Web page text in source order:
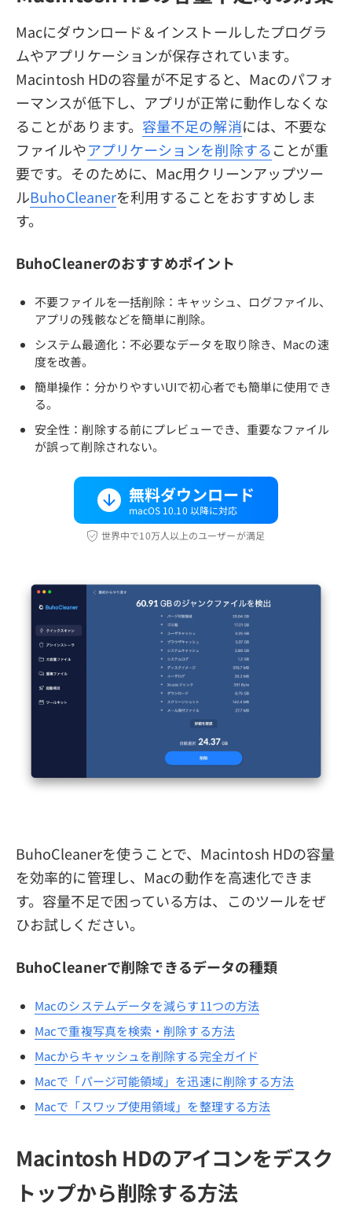
Macにダウンロード＆インストールしたプログラ
ムやアプリケーションが保存されています。
Macintosh HDの容量が不足すると、Macのパフォ
ーマンスが低下し、アプリが正常に動作しなくな
ることがあります。 容量不足の解消には、不要な
ファイルやアプリケーションを削除することが重
要です。そのために、Mac用クリーンアップツー
ルBuhoCleanerを利用することをおすすめしま
す。
BuhoCleanerのおすすめポイント
不要ファイルを一括削除：キャッシュ、ログファイル、
アプリの残骸などを簡単に削除。
システム最適化：不必要なデータを取り除き、Macの速
度を改善。
簡単操作：分かりやすいUIで初心者でも簡単に使用でき
る。
安全性：削除する前にプレビューでき、重要なファイル
が誤って削除されない。
無料ダウンロード
macOS 10.10 以降に対応
世界中で10万人以上のユーザーが満足
BuhoCleanerを使うことで、Macintosh HDの容量
を効率的に管理し、Macの動作を高速化できま
す。容量不足で困っている方は、このツールをぜ
ひお試しください。
BuhoCleanerで削除できるデータの種類
Macのシステムデータを減らす11つの方法
Macで重複写真を検索・削除する方法
Macからキャッシュを削除する完全ガイド
Macで「パージ可能領域」を迅速に削除する方法
Macで「スワップ使用領域」を整理する方法
Macintosh HDのアイコンをデスク
トップから削除する方法